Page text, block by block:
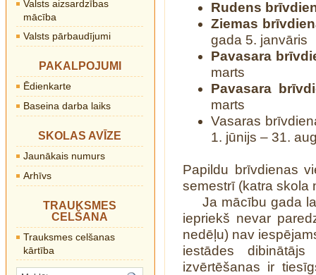
Valsts aizsardzības
mācība
Valsts pārbaudījumi
PAKALPOJUMI
Ēdienkarte
Baseina darba laiks
SKOLAS AVĪZE
Jaunākais numurs
Arhīvs
TRAUKSMES
CELŠANA
Trauksmes celšanas
kārtība
Rudens
Ziemas
gada 5. janvāris
Pavasara
marts
Pavasara
marts
Vasaras
1. jūnijs – 31.
Papildu brīvdienas
semestrī (katra skola
Ja mācību gada
iepriekš nevar
nedēļu) nav
iestādes
izvērtēšanas ir